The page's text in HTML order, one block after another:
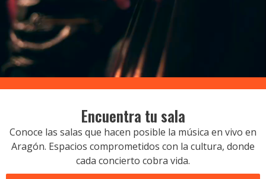
Encuentra tu sala
Conoce las salas que hacen posible la música en vivo en
Aragón. Espacios comprometidos con la cultura, donde
cada concierto cobra vida.